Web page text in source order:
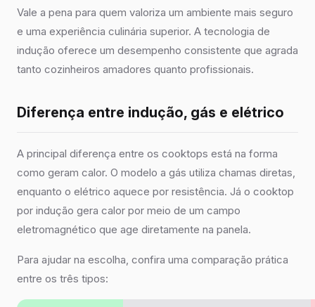
Vale a pena para quem valoriza um ambiente mais seguro
e uma experiência culinária superior. A tecnologia de
indução oferece um desempenho consistente que agrada
tanto cozinheiros amadores quanto profissionais.
Diferença entre indução, gás e elétrico
A principal diferença entre os cooktops está na forma
como geram calor. O modelo a gás utiliza chamas diretas,
enquanto o elétrico aquece por resistência. Já o cooktop
por indução gera calor por meio de um campo
eletromagnético que age diretamente na panela.
Para ajudar na escolha, confira uma comparação prática
entre os três tipos: